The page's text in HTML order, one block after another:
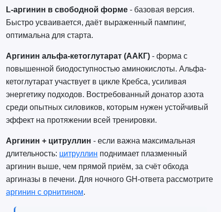
L-аргинин в свободной форме- базовая версия.
Быстро усваивается, даёт выраженный пампинг,
оптимальна для старта.
Аргинин альфа-кетоглутарат (ААКГ)- форма с
повышенной биодоступностью аминокислоты. Альфа-
кетоглутарат участвует в цикле Кребса, усиливая
энергетику подходов. Востребованный донатор азота
среди опытных силовиков, которым нужен устойчивый
эффект на протяжении всей тренировки.
Аргинин + цитруллин - если важна максимальная
длительность: цитруллин поднимает плазменный
аргинин выше, чем прямой приём, за счёт обхода
аргиназы в печени. Для ночного GH-ответа рассмотрите
аргинин с орнитином.